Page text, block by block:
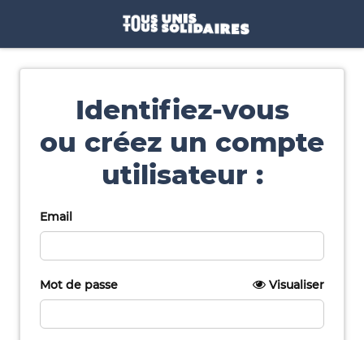
Identifiez-vous
ou créez un compte
utilisateur :
Email
Mot de passe Visualiser